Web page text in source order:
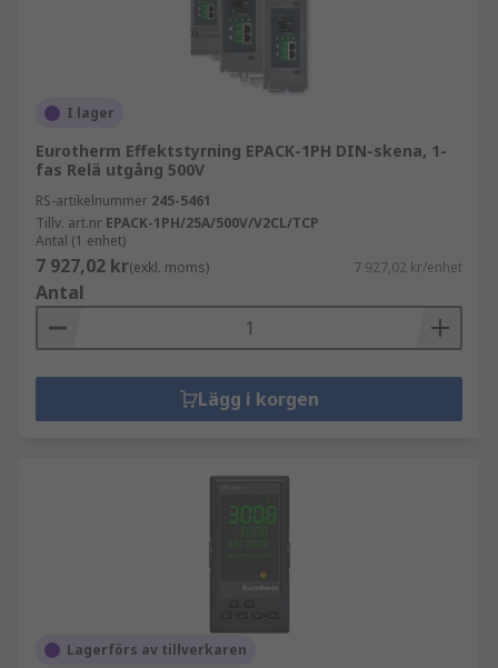
I lager
Eurotherm Effektstyrning EPACK-1PH DIN-skena, 1-
fas Relä utgång 500V
RS-artikelnummer 245-5461
Tillv. art.nr EPACK-1PH/25A/500V/V2CL/TCP
Antal (1 enhet)
7 927,02 kr(exkl. moms) 7 927,02 kr/enhet
Antal
Lägg i korgen
Lagerförs av tillverkaren